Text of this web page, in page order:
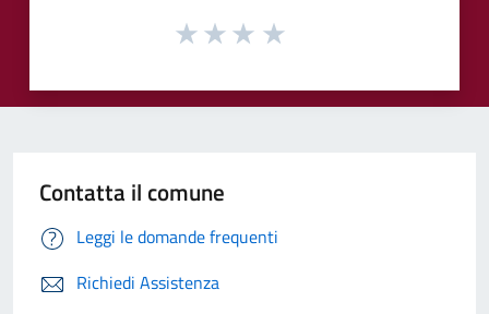
Contatta il comune
Leggi le domande frequenti
Richiedi Assistenza